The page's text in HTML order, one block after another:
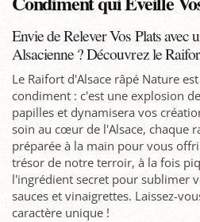
Envie de Relever Vos Plats avec
Alsacienne ? Découvrez le
Le Raifort d'Alsace râpé Nature
condiment : c'est une explosion
papilles et dynamisera vos
soin au cœur de l'Alsace, chaque
préparée à la main pour vous
trésor de notre terroir, à la fois
l'ingrédient secret pour sublimer
sauces et vinaigrettes. Laissez-
caractère unique !